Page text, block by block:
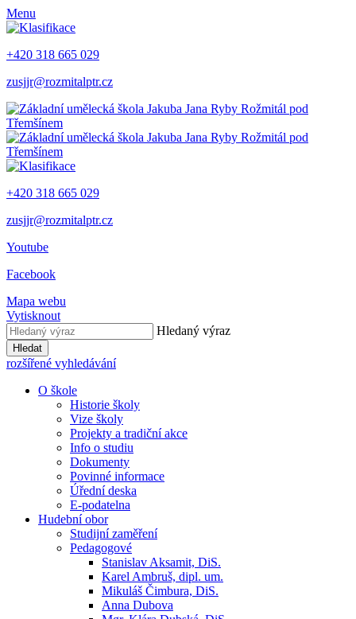
Menu
+420 318 665 029
zusjjr@rozmitalptr.cz
+420 318 665 029
zusjjr@rozmitalptr.cz
Youtube
Facebook
Mapa webu
Vytisknout
Hledaný výraz
Hledat
rozšířené vyhledávání
O škole
Historie školy
Vize školy
Projekty a tradiční akce
Info o studiu
Dokumenty
Povinné informace
Úřední deska
E-podatelna
Hudební obor
Studijní zaměření
Pedagogové
Stanislav Aksamit, DiS.
Karel Ambruš, dipl. um.
Mikuláš Čimbura, DiS.
Anna Dubova